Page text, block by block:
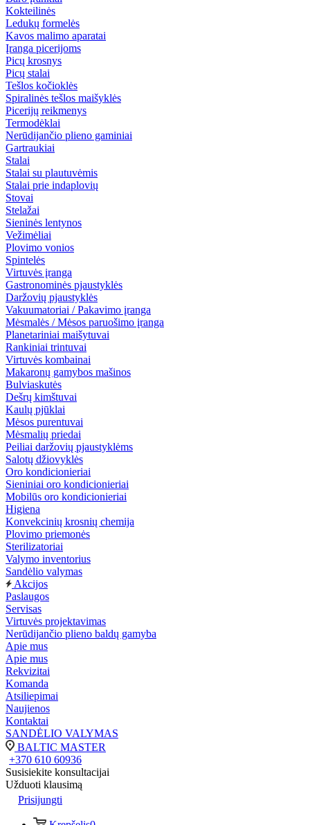
Kokteilinės
Ledukų formelės
Kavos malimo aparatai
Įranga picerijoms
Picų krosnys
Picų stalai
Tešlos kočioklės
Spiralinės tešlos maišyklės
Picerijų reikmenys
Termodėklai
Nerūdijančio plieno gaminiai
Gartraukiai
Stalai
Stalai su plautuvėmis
Stalai prie indaplovių
Stovai
Stelažai
Sieninės lentynos
Vežimėliai
Plovimo vonios
Spintelės
Virtuvės įranga
Gastronominės pjaustyklės
Daržovių pjaustyklės
Vakuumatoriai / Pakavimo įranga
Mėsmalės / Mėsos paruošimo įranga
Planetariniai maišytuvai
Rankiniai trintuvai
Virtuvės kombainai
Makaronų gamybos mašinos
Bulviaskutės
Dešrų kimštuvai
Kaulų pjūklai
Mėsos purentuvai
Mėsmalių priedai
Peiliai daržovių pjaustyklėms
Salotų džiovyklės
Oro kondicionieriai
Sieniniai oro kondicionieriai
Mobilūs oro kondicionieriai
Higiena
Konvekcinių krosnių chemija
Plovimo priemonės
Sterilizatoriai
Valymo inventorius
Sandėlio valymas
Akcijos
Paslaugos
Servisas
Virtuvės projektavimas
Nerūdijančio plieno baldų gamyba
Apie mus
Apie mus
Rekvizitai
Komanda
Atsiliepimai
Naujienos
Kontaktai
SANDĖLIO VALYMAS
BALTIC MASTER
+370 610 60936
Susisiekite konsultacijai
Užduoti klausimą
Prisijungti